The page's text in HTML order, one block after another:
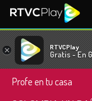
× RTVCPlay
Gratis - En
Profe en tu casa